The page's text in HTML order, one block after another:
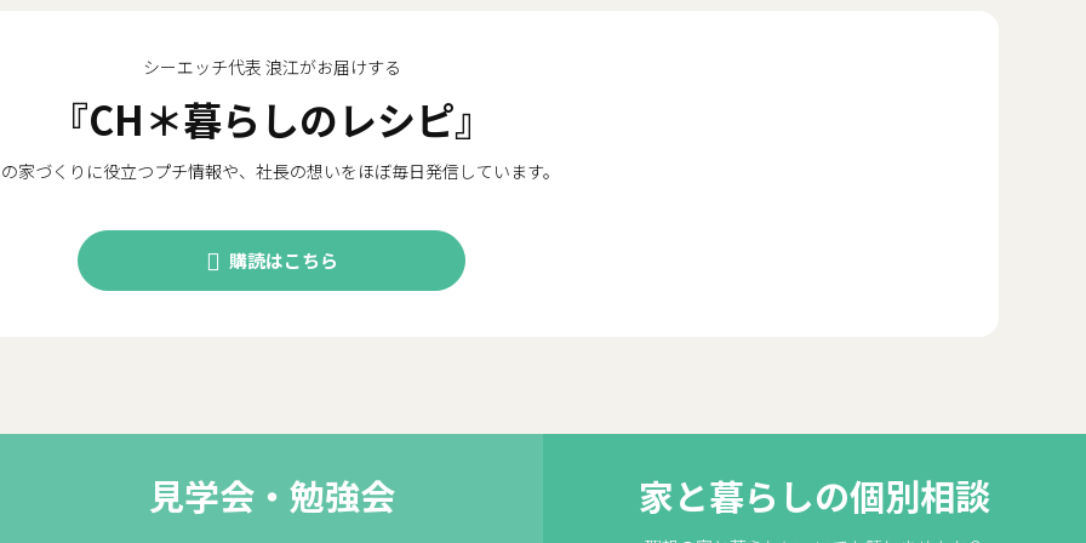
シーエッチ代表 浪江がお届けする
『CH＊暮らしのレシピ』
家づくりに役立つプチ情報や、社長の想いをほぼ毎日発信しています。
購読はこちら
見学会・勉強会 家と暮らしの個別相談